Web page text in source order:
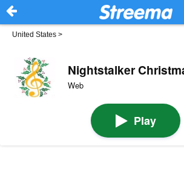
United States >
Nightstalker
Web
Play